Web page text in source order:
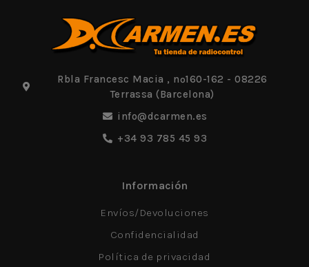
Rbla Francesc Macia , nº160-162 - 08226
Terrassa (Barcelona)
info@dcarmen.es
+34 93 785 45 93
Información
Envíos/Devoluciones
Confidencialidad
Política de privacidad